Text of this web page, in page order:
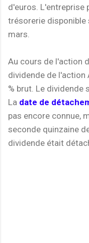
d'euros. L'entreprise
trésorerie
mars.
Au cours de l'action
dividende de
% brut. Le dividende
La date de
pas encore connue,
seconde quinzaine
dividende était